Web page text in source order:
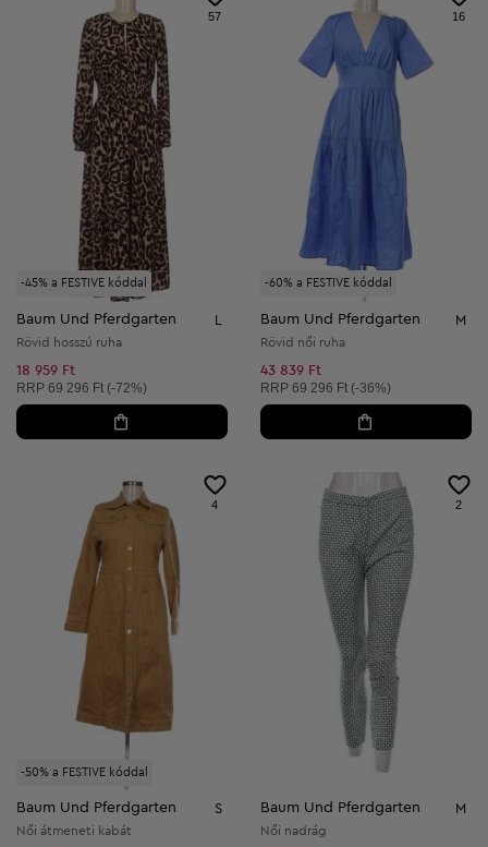
-45% a FESTIVE kóddal
57
Baum Und Pferdgarten
Rövid hosszú ruha
18 959 Ft
Ajánlott ár:
RRP 69 296 Ft (-72%)
-60% a FESTIVE kóddal
16
Baum Und Pferdgarten M
Rövid női ruha
43 839 Ft
Ajánlott ár:
RRP 69 296 Ft (-36%)
-50% a FESTIVE kóddal
4
Baum Und Pferdgarten S
Női átmeneti kabát
2
Baum Und Pferdgarten M
Női nadrág